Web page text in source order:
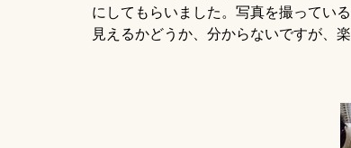
にしてもらいました。写真を撮ってい
見えるかどうか、分からないですが、